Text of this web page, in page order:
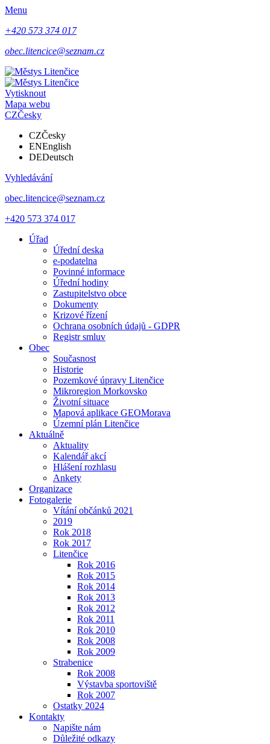
Menu
+420 573 374 017
obec.litencice@seznam.cz
Vytisknout
Mapa webu
CZČesky
CZČesky
ENEnglish
DEDeutsch
Vyhledávání
obec.litencice@seznam.cz
+420 573 374 017
Úřad
Úřední deska
e-podatelna
Povinné informace
Úřední hodiny
Zastupitelstvo obce
Dokumenty
Krizové řízení
Ochrana osobních údajů - GDPR
Registr smluv
Obec
Současnost
Historie
Pozemkové úpravy Litenčice
Mikroregion Morkovsko
Životní situace
Mapová aplikace GEOMorava
Územní plán Litenčice
Aktuálně
Aktuality
Kalendář akcí
Hlášení rozhlasu
Ankety
Organizace
Fotogalerie
Vítání občánků 2021
2019
Rok 2018
Rok 2017
Litenčice
Rok 2016
Rok 2015
Rok 2014
Rok 2013
Rok 2012
Rok 2011
Rok 2010
Rok 2008
Rok 2009
Strabenice
Rok 2008
Výstavba sportoviště
Rok 2007
Ostatky 2024
Kontakty
Napište nám
Důležité odkazy